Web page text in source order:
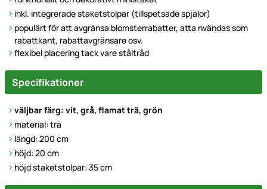
inkl. integrerade staketstolpar (tillspetsade spjälor)
populärt för att avgränsa blomsterrabatter, atta nvändas som
rabattkant, rabattavgränsare osv.
flexibel placering tack vare ståltråd
Specifikationer
väljbar färg: vit, grå, flamat trä, grön
material: trä
längd: 200 cm
höjd: 20 cm
höjd staketstolpar: 35 cm